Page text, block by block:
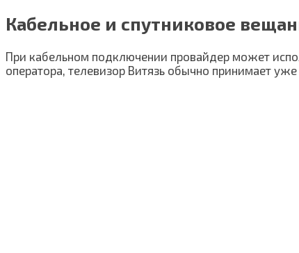
Кабельное и спутниковое
При кабельном подключении провайдер может
оператора, телевизор Витязь обычно принимает